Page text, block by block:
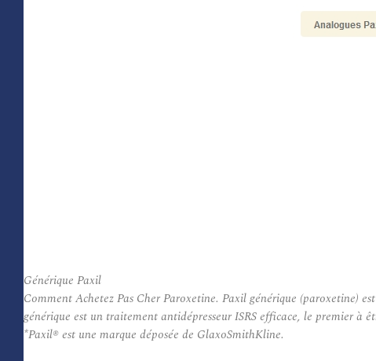
Générique Paxil
Comment Achetez Pas Cher Paroxetine. Paxil générique (paroxetine)
générique est un traitement antidépresseur ISRS efficace, le premier à
*Paxil® est une marque déposée de GlaxoSmithKline.